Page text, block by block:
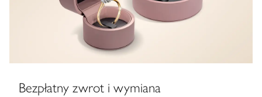
Bezpłatny zwrot i wymiana